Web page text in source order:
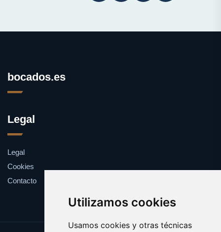
Utilizamos cookies
Usamos cookies y otras técnicas
bocados.es
Legal
Legal
Cookies
Contacto